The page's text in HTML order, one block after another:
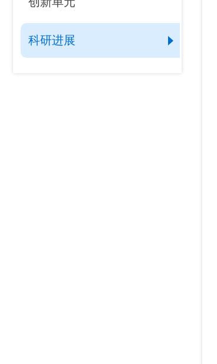
山地生态环境研究领域
科研进展